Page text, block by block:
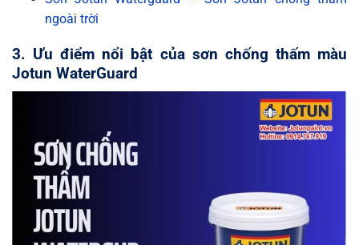
ngoài trời
3. Ưu điểm nổi bật của sơn chống thấm màu
Jotun WaterGuard